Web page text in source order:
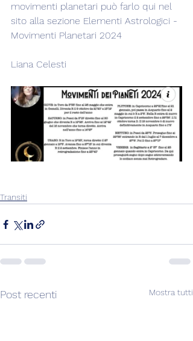
movimenti planetari può farlo qui nel
sito alla sezione Elementi Astrologici -
Movimenti Planetari 2024
Liana Celesti
Transiti
Post recenti Mostra tutti